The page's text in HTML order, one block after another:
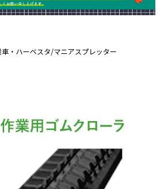
・ハーベスタ/マニアスプレッター